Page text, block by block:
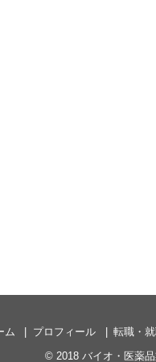
ム プロフィール 転職・
© 2018 バイオ・医薬